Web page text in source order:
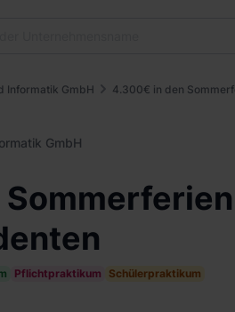
Informatik GmbH 4.300€ in den
GmbH
Pflichtpraktikum Schülerpraktikum